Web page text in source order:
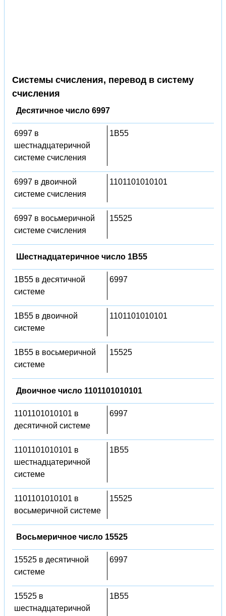
Системы счисления, перевод в систему
счисления
Десятичное число 6997
6997 в
шестнадцатеричной
системе счисления
1B55
6997 в двоичной
системе счисления
1101101010101
6997 в восьмеричной
системе счисления
15525
Шестнадцатеричное число 1B55
1B55 в десятичной
системе
6997
1B55 в двоичной
системе
1101101010101
1B55 в восьмеричной
системе
15525
Двоичное число 1101101010101
1101101010101 в
десятичной системе
6997
1101101010101 в
шестнадцатеричной
системе
1B55
1101101010101 в
восьмеричной системе
15525
Восьмеричное число 15525
15525 в десятичной
системе
6997
15525 в
шестнадцатеричной
1B55